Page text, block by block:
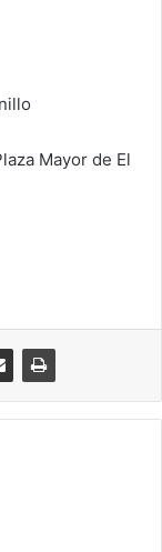
Mayor de El